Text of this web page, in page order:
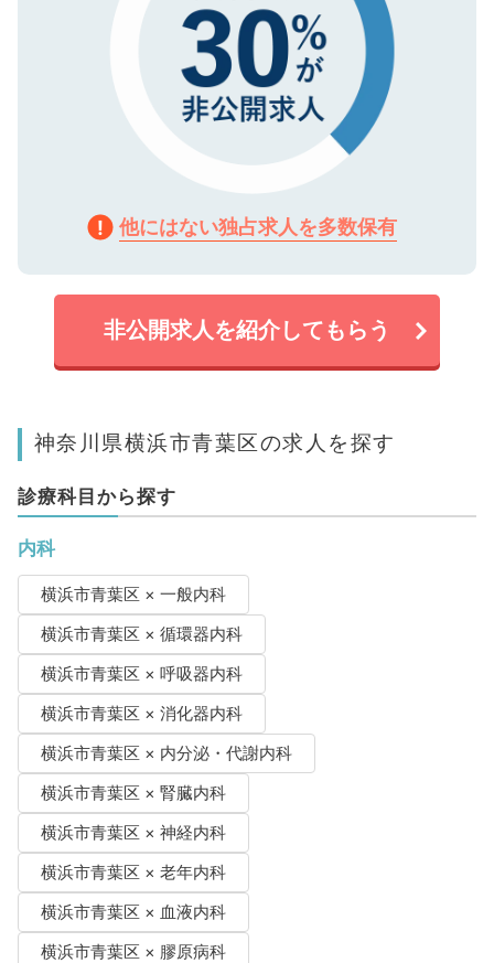
他にはない独占求人を多数保有
非公開求人を紹介してもらう
神奈川県横浜市青葉区の求人を探す
診療科目から探す
内科
横浜市青葉区 × 一般内科
横浜市青葉区 × 循環器内科
横浜市青葉区 × 呼吸器内科
横浜市青葉区 × 消化器内科
横浜市青葉区 × 内分泌・代謝内科
横浜市青葉区 × 腎臓内科
横浜市青葉区 × 神経内科
横浜市青葉区 × 老年内科
横浜市青葉区 × 血液内科
横浜市青葉区 × 膠原病科